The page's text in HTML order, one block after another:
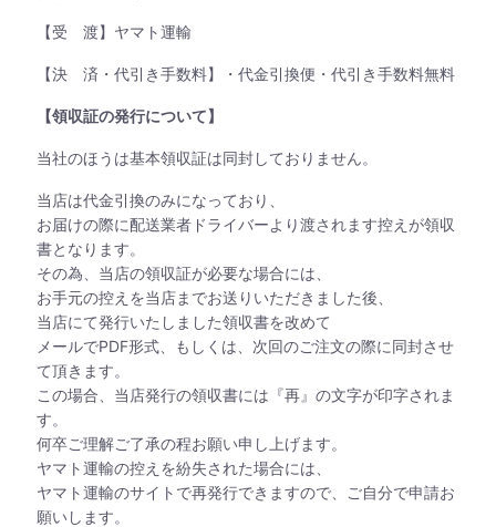
【受 渡】ヤマト運輸
【決 済・代引き手数料】・代金引換便・代引き手数料無料
【領収証の発行について】
当社のほうは基本領収証は同封しておりません。
当店は代金引換のみになっており、
お届けの際に配送業者ドライバーより渡されます控えが領収
書となります。
その為、当店の領収証が必要な場合には、
お手元の控えを当店までお送りいただきました後、
当店にて発行いたしました領収書を改めて
メールでPDF形式、もしくは、次回のご注文の際に同封させ
て頂きます。
この場合、当店発行の領収書には『再』の文字が印字されま
す。
何卒ご理解ご了承の程お願い申し上げます。
ヤマト運輸の控えを紛失された場合には、
ヤマト運輸のサイトで再発行できますので、ご自分で申請お
願いします。